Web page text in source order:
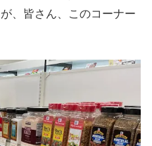
、皆さん、このコーナー